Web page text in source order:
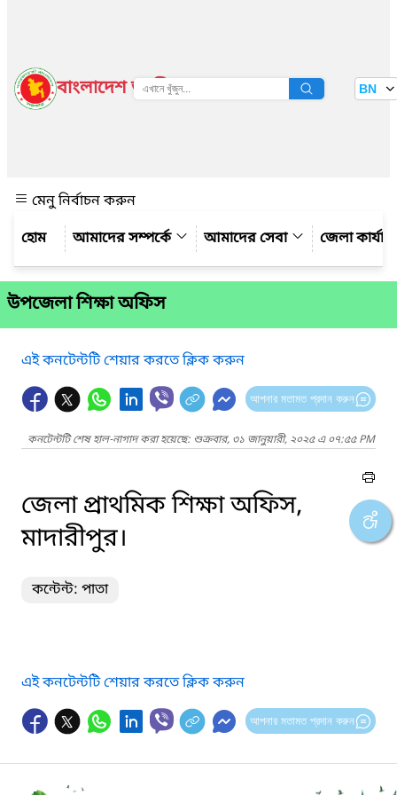
বাংলাদেশ জাতীয় তথ্য বাতায়ন BN
মেনু নির্বাচন করুন
আমাদের সম্পর্কে
আমাদের সেবা জেলা
উপজেলা শিক্ষা অফিস
এই কনটেন্টটি শেয়ার করতে ক্লিক করুন
আপনার মতামত প্রদান করুন
কনটেন্টটি শেষ হাল-নাগাদ করা হয়েছে: শুক্রবার, ৩১ জানুয়ারী, ২০২৫ এ ০৭:৫৫ PM
জেলা প্রাথমিক শিক্ষা অফিস,
মাদারীপুর।
কন্টেন্ট: পাতা
এই কনটেন্টটি শেয়ার করতে ক্লিক করুন
আপনার মতামত প্রদান করুন